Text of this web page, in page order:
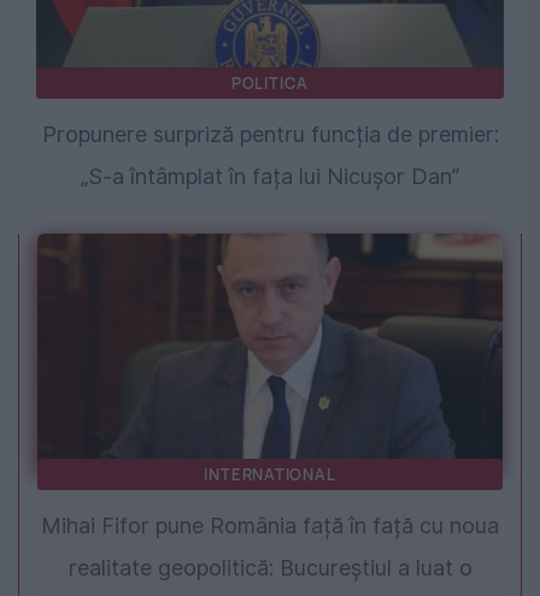
POLITICA
Propunere surpriză pentru funcția de premier:
„S-a întâmplat în fața lui Nicușor Dan”
INTERNATIONAL
Mihai Fifor pune România față în față cu noua
realitate geopolitică: Bucureștiul a luat o